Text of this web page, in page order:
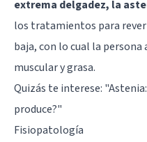
extrema delgadez, la
los tratamientos para
baja, con lo cual la persona
muscular y grasa.
Quizás te interese:
produce?"
Fisiopatología